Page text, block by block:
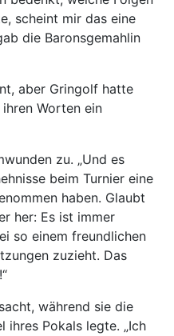
scheint mir das eine
die Baronsgemahlin
aber Gringolf hatte
Worten ein
zu. „Und es
beim Turnier eine
haben. Glaubt
her: Es ist immer
so einem freundlichen
zuzieht. Das
während sie die
ihres Pokals legte. „Ich